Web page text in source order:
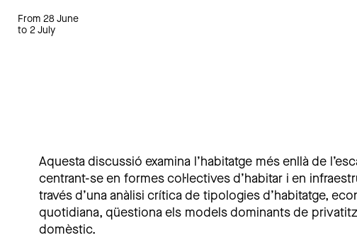
From 28 June
to 2 July
Aquesta discussió examina l’habitatge més enllà de
centrant-se en formes col·lectives d’habitar i en
través d’una anàlisi crítica de tipologies d’habitatge,
quotidiana, qüestiona els models dominants de
domèstic.